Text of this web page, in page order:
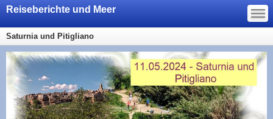
Reiseberichte und Meer —
—
—
Saturnia und Pitigliano